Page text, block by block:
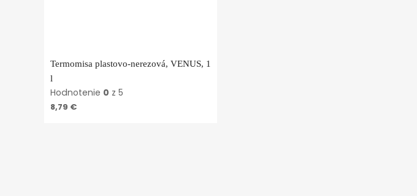
Termomisa plastovo-nerezová, VENUS, 1
l
Hodnotenie 0 z 5
8,79 €